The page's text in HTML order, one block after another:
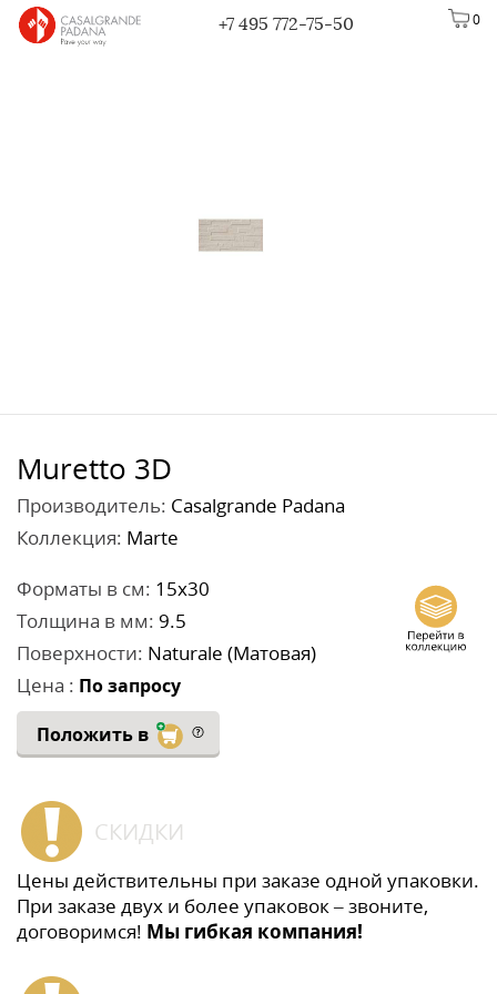
0
+7 495 772-75-50
Muretto 3D
Производитель: Casalgrande Padana
Коллекция: Marte
Форматы в см: 15x30
Толщина в мм: 9.5
Поверхности: Naturale (Матовая)
Цена : По запросу
Положить в
СКИДКИ
Цены действительны при заказе одной упаковки.
При заказе двух и более упаковок – звоните,
договоримся! Мы гибкая компания!